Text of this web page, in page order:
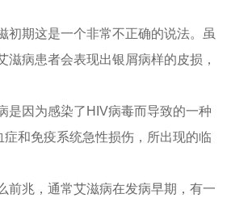
初期这是一个非常不正确的说法。虽
病患者会表现出银屑病样的皮损，
是因为感染了HIV病毒而导致的一种
和免疫系统急性损伤，所出现的临
前兆，通常艾滋病在发病早期，有一